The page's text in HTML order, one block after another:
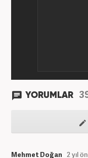
YORUMLAR
Mehmet Doğan 2 yıl